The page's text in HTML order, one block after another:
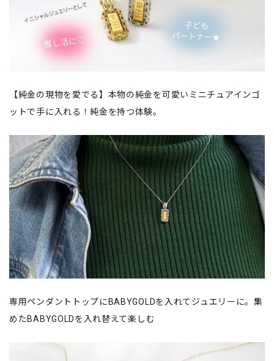
【純金の現物を愛でる】本物の純金を可愛いミニチュアインゴ
ットで手に入れる！純金を持つ体験。
専用ペンダントトップにBABYGOLDを入れてジュエリーに。集
めたBABYGOLDを入れ替えて楽しむ